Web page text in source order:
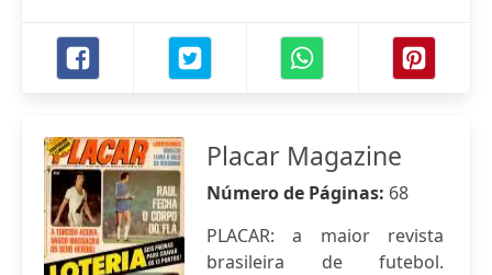
Placar Magazine
Número de Páginas: 68
PLACAR: a maior revista
brasileira de futebol.